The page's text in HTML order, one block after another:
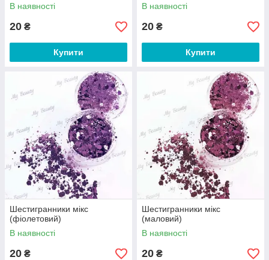
В наявності
20 ₴
Купити
В наявності
20 ₴
Купити
Шестигранники мікс
(фіолетовий)
В наявності
20 ₴
Шестигранники мікс
(маловий)
В наявності
20 ₴